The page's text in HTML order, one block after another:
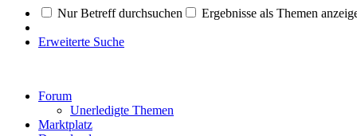
Nur Betreff durchsuchen Ergebnisse als Themen
Erweiterte Suche
Forum
Unerledigte Themen
Marktplatz